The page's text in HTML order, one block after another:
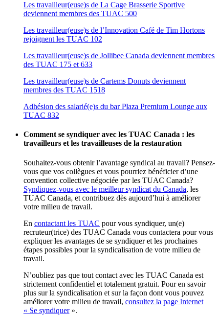
Les travailleur(euse)s de La Cage Brasserie Sportive
deviennent membres des TUAC 500
Les travailleur(euse)s de l’Innovation Café de Tim Hortons
rejoignent les TUAC 102
Les travailleur(euse)s de Jollibee Canada deviennent membres
des TUAC 175 et 633
Les travailleur(euse)s de Cartems Donuts deviennent
membres des TUAC 1518
Adhésion des salarié(e)s du bar Plaza Premium Lounge aux
TUAC 832
Comment se syndiquer avec les TUAC Canada : les
travailleurs et les travailleuses de la restauration
Souhaitez-vous obtenir l’avantage syndical au travail? Pensez-
vous que vos collègues et vous pourriez bénéficier d’une
convention collective négociée par les TUAC Canada?
Syndiquez-vous avec le meilleur syndicat du Canada, les
TUAC Canada, et contribuez dès aujourd’hui à améliorer
votre milieu de travail.
En contactant les TUAC pour vous syndiquer, un(e)
recruteur(trice) des TUAC Canada vous contactera pour vous
expliquer les avantages de se syndiquer et les prochaines
étapes possibles pour la syndicalisation de votre milieu de
travail.
N’oubliez pas que tout contact avec les TUAC Canada est
strictement confidentiel et totalement gratuit. Pour en savoir
plus sur la syndicalisation et sur la façon dont vous pouvez
améliorer votre milieu de travail, consultez la page Internet
« Se syndiquer».